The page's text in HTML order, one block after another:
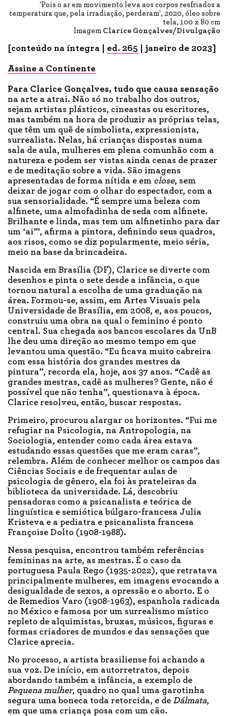
'Pois o ar em movimento leva aos corpos resfriados a
temperatura que, pela irradiação, perderam', 2020, óleo sobre
tela, 100 x 80 cm
Imagem Clarice Gonçalves/Divulgação
[conteúdo na íntegra | ed. 265 | janeiro de 2023]
Assine a Continente
Para Clarice Gonçalves, tudo que causa sensação
na arte a atrai. Não só no trabalho dos outros,
sejam artistas plásticos, cineastas ou escritores,
mas também na hora de produzir as próprias telas,
que têm um quê de simbolista, expressionista,
surrealista. Nelas, há crianças dispostas numa
sala de aula, mulheres em plena comunhão com a
natureza e podem ser vistas ainda cenas de prazer
e de meditação sobre a vida. São imagens
apresentadas de forma nítida e em close, sem
deixar de jogar com o olhar do espectador, com a
sua sensorialidade. “É sempre uma beleza com
alfinete, uma almofadinha de seda com alfinete.
Brilhante e linda, mas tem um alfinetinho para dar
um ‘ai’”, afirma a pintora, definindo seus quadros,
aos risos, como se diz popularmente, meio séria,
meio na base da brincadeira.
Nascida em Brasília (DF), Clarice se diverte com
desenhos e pinta o sete desde a infância, o que
tornou natural a escolha de uma graduação na
área. Formou-se, assim, em Artes Visuais pela
Universidade de Brasília, em 2008, e, aos poucos,
construiu uma obra na qual o feminino é ponto
central. Sua chegada aos bancos escolares da UnB
lhe deu uma direção ao mesmo tempo em que
levantou uma questão. “Eu ficava muito cabreira
com essa história dos grandes mestres da
pintura”, recorda ela, hoje, aos 37 anos. “Cadê as
grandes mestras, cadê as mulheres? Gente, não é
possível que não tenha”, questionava à época.
Clarice resolveu, então, buscar respostas.
Primeiro, procurou alargar os horizontes. “Fui me
refugiar na Psicologia, na Antropologia, na
Sociologia, entender como cada área estava
estudando essas questões que me eram caras”,
relembra. Além de conhecer melhor os campos das
Ciências Sociais e de frequentar aulas de
psicologia de gênero, ela foi às prateleiras da
biblioteca da universidade. Lá, descobriu
pensadoras como a psicanalista e teórica de
linguística e semiótica búlgaro-francesa Julia
Kristeva e a pediatra e psicanalista francesa
Françoise Dolto (1908-1988).
Nessa pesquisa, encontrou também referências
femininas na arte, as mestras. É o caso da
portuguesa Paula Rego (1935-2022), que retratava
principalmente mulheres, em imagens evocando a
desigualdade de sexos, a opressão e o aborto. E o
de Remedios Varo (1908-1963), espanhola radicada
no México e famosa por um surrealismo místico
repleto de alquimistas, bruxas, músicos, figuras e
formas criadores de mundos e das sensações que
Clarice aprecia.
No processo, a artista brasiliense foi achando a
sua voz. De início, em autorretratos, depois
abordando também a infância, a exemplo de
Pequena mulher, quadro no qual uma garotinha
segura uma boneca toda retorcida, e de Dálmata,
em que uma criança posa com um cão.